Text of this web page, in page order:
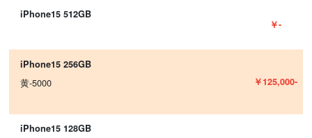
iPhone15 512GB
￥-
iPhone15 256GB
黄-5000 ￥125,000-
iPhone15 128GB